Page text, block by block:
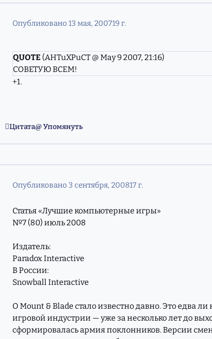
Опубликовано13 мая, 200719 г.
QUOTE (AHTuXPuCT @ May 9 2007, 21:16)
СОВЕТУЮ ВСЕМ!
+1.
Цитата Упомянуть
Опубликовано 3 сентября, 200817 г.
Статья «Лучшие компьютерные игры»
№7 (80) июль 2008
Издатель:
Paradox Interactive
В России:
Snowball Interactive
О Mount & Blade стало известно давно. Это едва
игровой индустрии — уже за несколько лет до
сформировалась армия поклонников. Версии